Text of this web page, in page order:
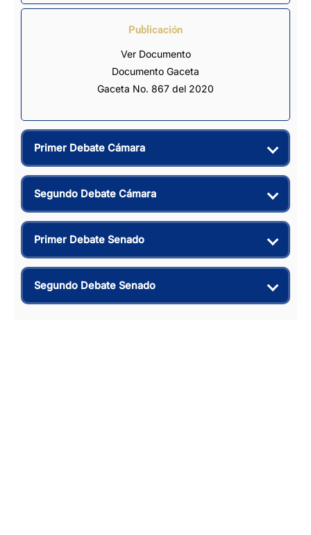
Publicación
Ver Documento
Documento Gaceta
Gaceta No. 867 del 2020
Primer Debate Cámara
Segundo Debate Cámara
Primer Debate Senado
Segundo Debate Senado